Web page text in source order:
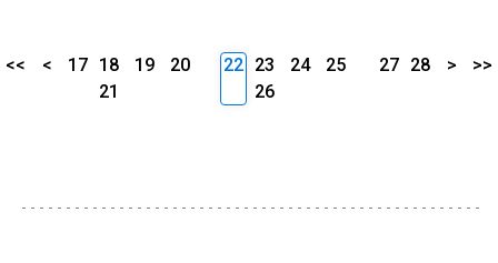
<< < 17 18 19
20
21
22 23 24
25
26
27 28 > >>